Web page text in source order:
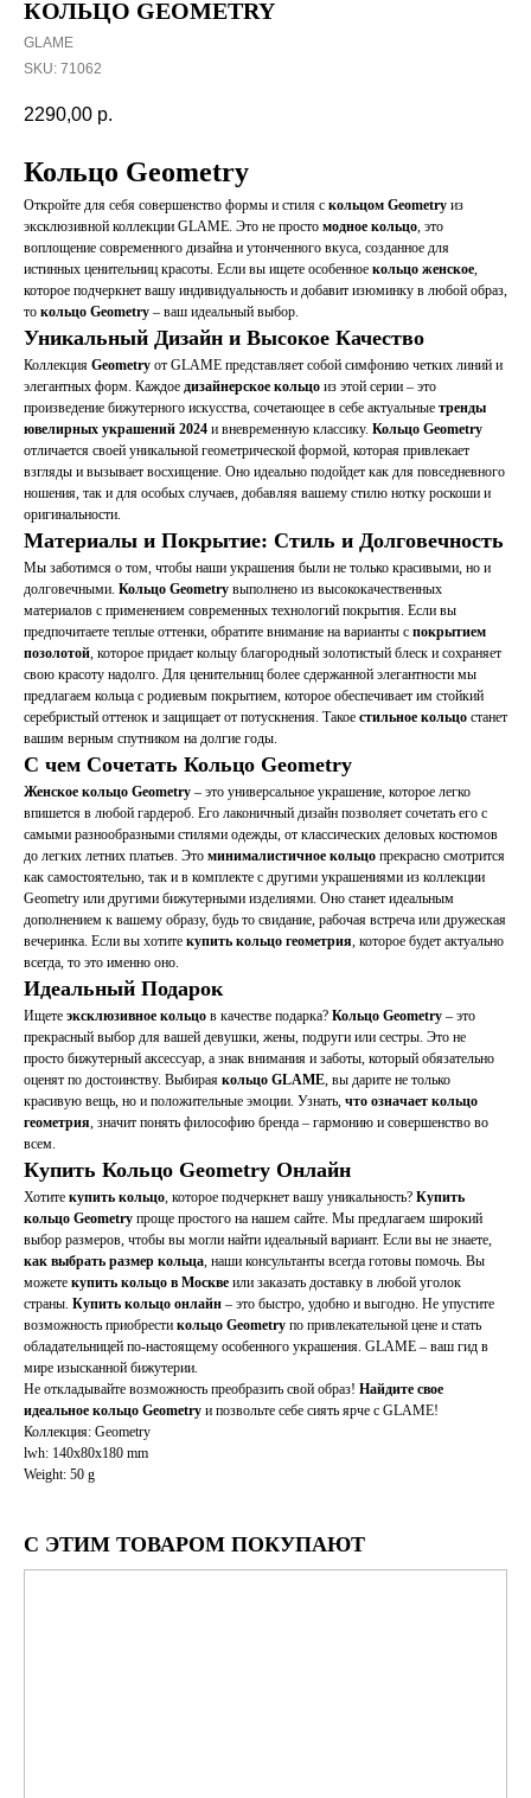
КОЛЬЦО GEOMETRY
GLAME
SKU: 71062
2290,00 р.
Кольцо Geometry
Откройте для себя совершенство формы и стиля с кольцом Geometry из
эксклюзивной коллекции GLAME. Это не просто модное кольцо, это
воплощение современного дизайна и утонченного вкуса, созданное для
истинных ценительниц красоты. Если вы ищете особенное кольцо женское,
которое подчеркнет вашу индивидуальность и добавит изюминку в любой образ,
то кольцо Geometry – ваш идеальный выбор.
Уникальный Дизайн и Высокое Качество
Коллекция Geometry от GLAME представляет собой симфонию четких линий и
элегантных форм. Каждое дизайнерское кольцо из этой серии – это
произведение бижутерного искусства, сочетающее в себе актуальные тренды
ювелирных украшений 2024 и вневременную классику. Кольцо Geometry
отличается своей уникальной геометрической формой, которая привлекает
взгляды и вызывает восхищение. Оно идеально подойдет как для повседневного
ношения, так и для особых случаев, добавляя вашему стилю нотку роскоши и
оригинальности.
Материалы и Покрытие: Стиль и Долговечность
Мы заботимся о том, чтобы наши украшения были не только красивыми, но и
долговечными. Кольцо Geometry выполнено из высококачественных
материалов с применением современных технологий покрытия. Если вы
предпочитаете теплые оттенки, обратите внимание на варианты с покрытием
позолотой, которое придает кольцу благородный золотистый блеск и сохраняет
свою красоту надолго. Для ценительниц более сдержанной элегантности мы
предлагаем кольца с родиевым покрытием, которое обеспечивает им стойкий
серебристый оттенок и защищает от потускнения. Такое стильное кольцо станет
вашим верным спутником на долгие годы.
С чем Сочетать Кольцо Geometry
Женское кольцо Geometry – это универсальное украшение, которое легко
впишется в любой гардероб. Его лаконичный дизайн позволяет сочетать его с
самыми разнообразными стилями одежды, от классических деловых костюмов
до легких летних платьев. Это минималистичное кольцо прекрасно смотрится
как самостоятельно, так и в комплекте с другими украшениями из коллекции
Geometry или другими бижутерными изделиями. Оно станет идеальным
дополнением к вашему образу, будь то свидание, рабочая встреча или дружеская
вечеринка. Если вы хотите купить кольцо геометрия, которое будет актуально
всегда, то это именно оно.
Идеальный Подарок
Ищете эксклюзивное кольцо в качестве подарка? Кольцо Geometry – это
прекрасный выбор для вашей девушки, жены, подруги или сестры. Это не
просто бижутерный аксессуар, а знак внимания и заботы, который обязательно
оценят по достоинству. Выбирая кольцо GLAME, вы дарите не только
красивую вещь, но и положительные эмоции. Узнать, что означает кольцо
геометрия, значит понять философию бренда – гармонию и совершенство во
всем.
Купить Кольцо Geometry Онлайн
Хотите купить кольцо, которое подчеркнет вашу уникальность? Купить
кольцо Geometry проще простого на нашем сайте. Мы предлагаем широкий
выбор размеров, чтобы вы могли найти идеальный вариант. Если вы не знаете,
как выбрать размер кольца, наши консультанты всегда готовы помочь. Вы
можете купить кольцо в Москве или заказать доставку в любой уголок
страны. Купить кольцо онлайн – это быстро, удобно и выгодно. Не упустите
возможность приобрести кольцо Geometry по привлекательной цене и стать
обладательницей по-настоящему особенного украшения. GLAME – ваш гид в
мире изысканной бижутерии.
Не откладывайте возможность преобразить свой образ! Найдите свое
идеальное кольцо Geometry и позвольте себе сиять ярче с GLAME!
Коллекция: Geometry
lwh: 140x80x180 mm
Weight: 50 g
С ЭТИМ ТОВАРОМ ПОКУПАЮТ